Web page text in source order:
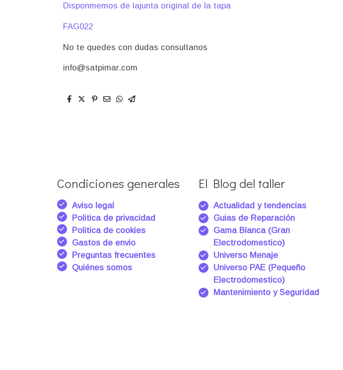
Disponmemos de lajunta original de la tapa
FAG022
No te quedes con dudas consultanos
info@satpimar.com
Condiciones generales
Aviso legal
Politica de privacidad
Politica de cookies
Gastos de envio
Preguntas frecuentes
Quiénes somos
El Blog del taller
Actualidad y tendencias
Guias de Reparación
Gama Blanca (Gran
Electrodomestico)
Universo Menaje
Universo PAE (Pequeño
Electrodomestico)
Mantenimiento y Seguridad